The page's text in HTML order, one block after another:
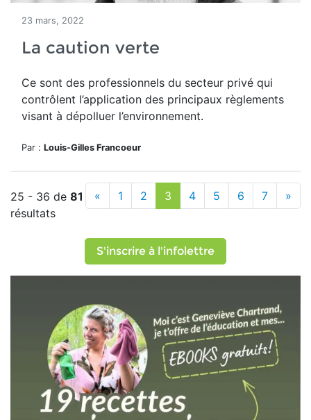
23 mars, 2022
La caution verte
Ce sont des professionnels du secteur privé qui
contrôlent l’application des principaux règlements
visant à dépolluer l’environnement.
Par : Louis-Gilles Francoeur
25 - 36 de 81
résultats
« 1 2 3 4 5 6 7 »
S'inscrire à l'infolettre